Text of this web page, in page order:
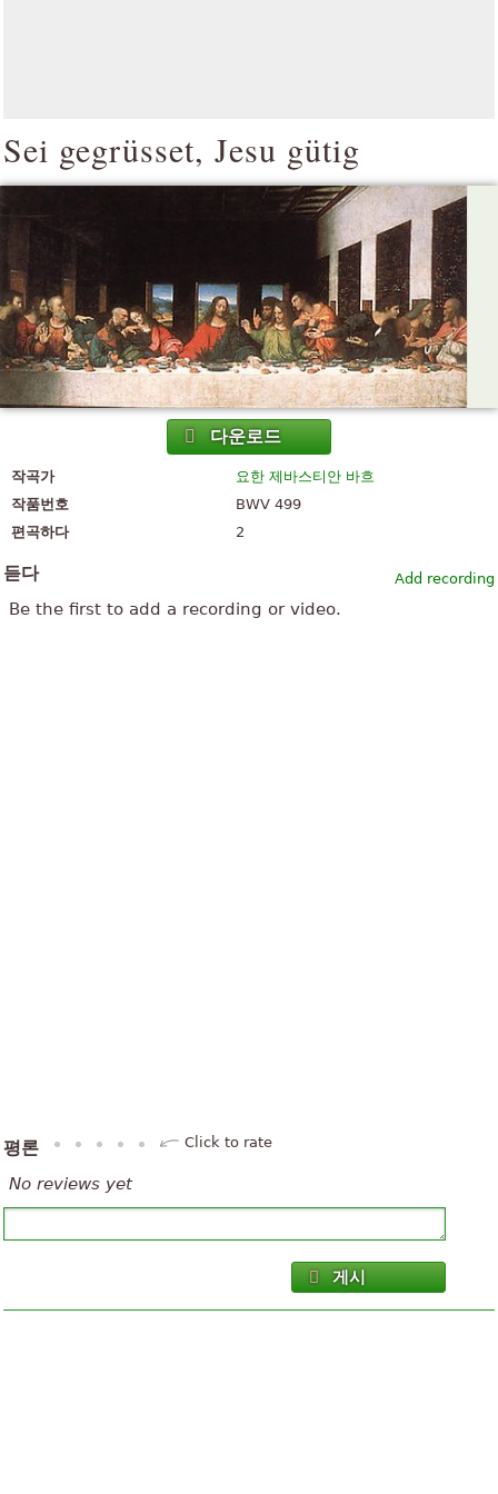
Sei gegrüsset, Jesu gütig
다운로드
작곡가
요한 제바스티안 바흐
작품번호
BWV 499
편곡하다
2
Add recording
듣다
Be the first to add a recording or video.
평론 Click to rate
No reviews yet
게시